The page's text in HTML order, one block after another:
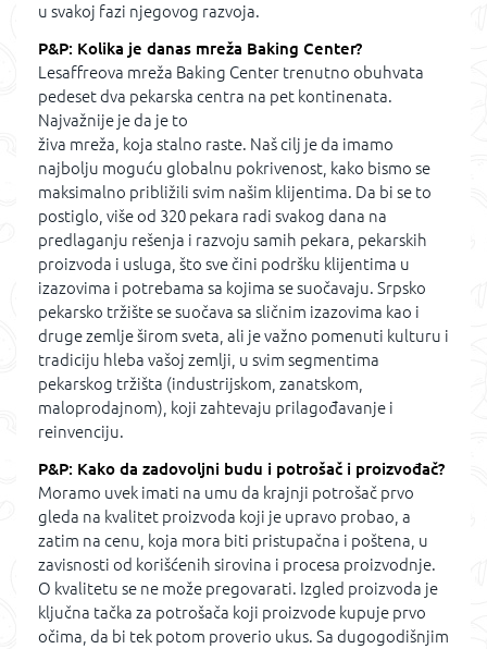
u svakoj fazi njegovog razvoja.
P&P: Kolika je danas mreža Baking Center?
Lesaffreova mreža Baking Center trenutno obuhvata
pedeset dva pekarska centra na pet kontinenata.
Najvažnije je da je to
živa mreža, koja stalno raste. Naš cilj je da imamo
najbolju moguću globalnu pokrivenost, kako bismo se
maksimalno približili svim našim klijentima. Da bi se to
postiglo, više od 320 pekara radi svakog dana na
predlaganju rešenja i razvoju samih pekara, pekarskih
proizvoda i usluga, što sve čini podršku klijentima u
izazovima i potrebama sa kojima se suočavaju. Srpsko
pekarsko tržište se suočava sa sličnim izazovima kao i
druge zemlje širom sveta, ali je važno pomenuti kulturu i
tradiciju hleba vašoj zemlji, u svim segmentima
pekarskog tržišta (industrijskom, zanatskom,
maloprodajnom), koji zahtevaju prilagođavanje i
reinvenciju.
P&P: Kako da zadovoljni budu i potrošač i proizvođač?
Moramo uvek imati na umu da krajnji potrošač prvo
gleda na kvalitet proizvoda koji je upravo probao, a
zatim na cenu, koja mora biti pristupačna i poštena, u
zavisnosti od korišćenih sirovina i procesa proizvodnje.
O kvalitetu se ne može pregovarati. Izgled proizvoda je
ključna tačka za potrošača koji proizvode kupuje prvo
očima, da bi tek potom proverio ukus. Sa dugogodišnjim